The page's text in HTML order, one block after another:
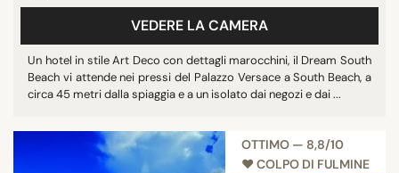
VEDERE LA CAMERA
Un hotel in stile Art Deco con dettagli marocchini, il Dream South
Beach vi attende nei pressi del Palazzo Versace a South Beach, a
circa 45 metri dalla spiaggia e a un isolato dai negozi e dai ...
OTTIMO — 8,8/10
♥︎ COLPO DI FULMINE